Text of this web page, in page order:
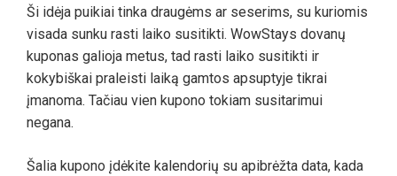
Ši idėja puikiai tinka draugėms ar seserims, su kuriomis
visada sunku rasti laiko susitikti. WowStays dovanų
kuponas galioja metus, tad rasti laiko susitikti ir
kokybiškai praleisti laiką gamtos apsuptyje tikrai
įmanoma. Tačiau vien kupono tokiam susitarimui
negana.
Šalia kupono įdėkite kalendorių su apibrėžta data, kada